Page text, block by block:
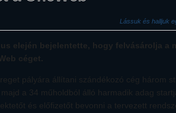
Lássuk és halljuk
elején bejelentette, hogy felvásárolja a
céget.
pályára állítani szándékozó cég három
a 34 műholdból álló harmadik adag
és előfizetőt bevonni a tervezett